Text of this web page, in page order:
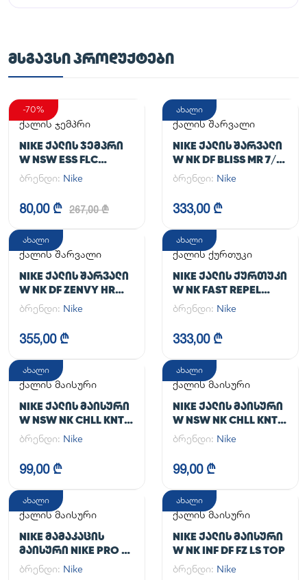
ᲛᲡᲒᲐᲕᲡᲘ ᲞᲠᲝᲓᲣᲥᲢᲔᲑᲘ
-70%
ქალის ჯემპრი
NIKE ᲥᲐᲚᲘᲡ ᲯᲔᲛᲞᲠᲘ
W NSW ESS FLC
HOODIE CLCTN RE
ბრენდი: Nike
80,00 ₾ 267,00 ₾
ახალი
ქალის შარვალი
NIKE ᲥᲐᲚᲘᲡ ᲨᲐᲠᲕᲐᲚᲘ
W NK DF BLISS MR 7/8
JOGGER
ბრენდი: Nike
333,00 ₾
ახალი
ქალის შარვალი
NIKE ᲥᲐᲚᲘᲡ ᲨᲐᲠᲕᲐᲚᲘ
W NK DF ZENVY HR
TGHT
ბრენდი: Nike
355,00 ₾
ახალი
ქალის ქურთუკი
NIKE ᲥᲐᲚᲘᲡ ᲥᲣᲠᲗᲣᲙᲘ
W NK FAST REPEL
JACKET
ბრენდი: Nike
333,00 ₾
ახალი
ქალის მაისური
NIKE ᲥᲐᲚᲘᲡ ᲛᲐᲘᲡᲣᲠᲘ
W NSW NK CHLL KNT
MD CRP
ბრენდი: Nike
99,00 ₾
ახალი
ქალის მაისური
NIKE ᲥᲐᲚᲘᲡ ᲛᲐᲘᲡᲣᲠᲘ
W NSW NK CHLL KNT
MD CRP
ბრენდი: Nike
99,00 ₾
ახალი
ქალის მაისური
NIKE ᲛᲐᲛᲐᲙᲐᲪᲘᲡ
ᲛᲐᲘᲡᲣᲠᲘ NIKE PRO DF
365 CROP LS
ბრენდი: Nike
ახალი
ქალის მაისური
NIKE ᲥᲐᲚᲘᲡ ᲛᲐᲘᲡᲣᲠᲘ
W NK INF DF FZ LS TOP
ბრენდი: Nike